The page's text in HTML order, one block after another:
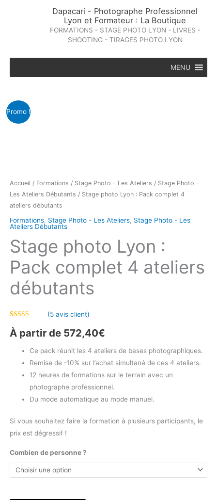
Dapacari - Photographe Professionnel
Lyon et Formateur : La Boutique
FORMATIONS - STAGE PHOTO LYON - LIVRES -
SHOOTING - TIRAGES PHOTO LYON
MENU
Promo !
Accueil / Formations / Stage Photo - Les Ateliers / Stage Photo -
Les Ateliers Débutants / Stage photo Lyon : Pack complet 4
ateliers débutants
Formations, Stage Photo - Les Ateliers, Stage Photo - Les
Ateliers Débutants
Stage photo Lyon :
Pack complet 4 ateliers
débutants
sur 5 basé
sur notations
(5avis client)
À partir de 572,40€
Ce pack réunit les 4 ateliers de bases photographiques.
Remise de -10% sur l’achat simultané de ces 4 ateliers.
12 heures de formations sur le terrain avec un
photographe professionnel.
Du mode automatique au mode manuel.
Si vous souhaitez faire la formation à plusieurs participants, le
prix est dégressif !
Combien de personne ?